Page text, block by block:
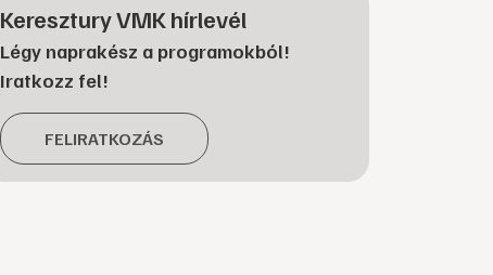
Keresztury VMK hírlevél
Légy naprakész a programokból!
Iratkozz fel!
FELIRATKOZÁS